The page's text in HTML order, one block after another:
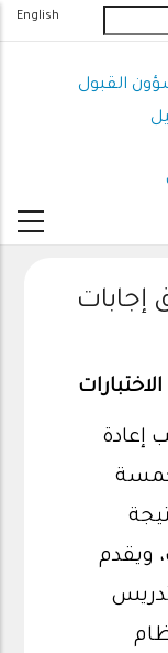
English
القبول
إجابات
إعادة
خمسة
ويقدم